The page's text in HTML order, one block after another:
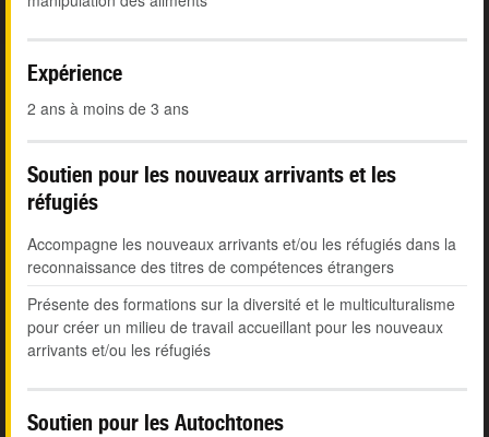
Expérience
2 ans à moins de 3 ans
Soutien pour les nouveaux arrivants et les
réfugiés
Accompagne les nouveaux arrivants et/ou les réfugiés dans la
reconnaissance des titres de compétences étrangers
Présente des formations sur la diversité et le multiculturalisme
pour créer un milieu de travail accueillant pour les nouveaux
arrivants et/ou les réfugiés
Soutien pour les Autochtones